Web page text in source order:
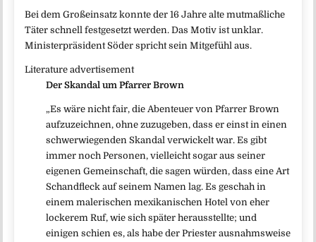
Bei dem Großeinsatz konnte der 16 Jahre alte mutmaßliche
Täter schnell festgesetzt werden. Das Motiv ist unklar.
Ministerpräsident Söder spricht sein Mitgefühl aus.
Literature advertisement
Der Skandal um Pfarrer Brown
„Es wäre nicht fair, die Abenteuer von Pfarrer Brown
aufzuzeichnen, ohne zuzugeben, dass er einst in einen
schwerwiegenden Skandal verwickelt war. Es gibt
immer noch Personen, vielleicht sogar aus seiner
eigenen Gemeinschaft, die sagen würden, dass eine Art
Schandfleck auf seinem Namen lag. Es geschah in
einem malerischen mexikanischen Hotel von eher
lockerem Ruf, wie sich später herausstellte; und
einigen schien es, als habe der Priester ausnahmsweise